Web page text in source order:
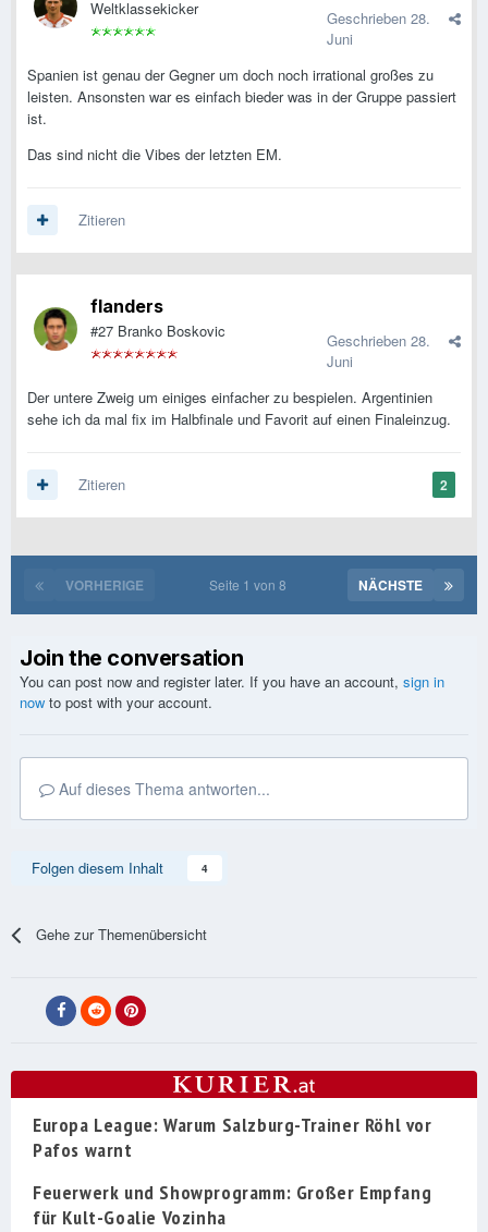
Weltklassekicker Geschrieben 28.
Juni
Spanien ist genau der Gegner um doch noch irrational großes zu
leisten. Ansonsten war es einfach bieder was in der Gruppe passiert
ist.
Das sind nicht die Vibes der letzten EM.
Zitieren
flanders
#27 Branko Boskovic Geschrieben 28.
Juni
Der untere Zweig um einiges einfacher zu bespielen. Argentinien
sehe ich da mal fix im Halbfinale und Favorit auf einen Finaleinzug.
2
Zitieren
VORHERIGE NÄCHSTE
Seite 1 von 8
Join the conversation
You can post now and register later. If you have an account, sign in
now to post with your account.
Auf dieses Thema antworten...
Folgen diesem Inhalt 4
Gehe zur Themenübersicht
Europa League: Warum Salzburg-Trainer Röhl vor
Pafos warnt
Feuerwerk und Showprogramm: Großer Empfang
für Kult-Goalie Vozinha